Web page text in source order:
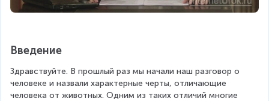
Введение
Здравствуйте. В прошлый раз мы начали наш разговор о
человеке и назвали характерные черты, отличающие
человека от животных. Одним из таких отличий многие